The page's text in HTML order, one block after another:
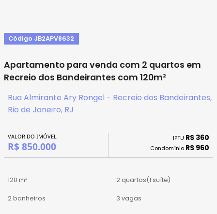
Código JB2APV8632
Apartamento para venda com 2 quartos em
Recreio dos Bandeirantes com 120m²
Rua Almirante Ary Rongel - Recreio dos Bandeirantes,
Rio de Janeiro, RJ
VALOR DO IMÓVEL
R$ 850.000
IPTU R$ 360
Condomínio R$ 960
120 m² 2 quartos(1 suíte)
2 banheiros 3 vagas